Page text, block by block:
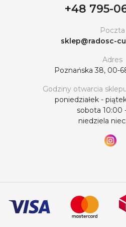
+48 795-
Poczta
sklep@radosc-
Adres
Poznańska 38, 00-
Godziny otwarcia
poniedziałek -
sobota 10:00
niedziela